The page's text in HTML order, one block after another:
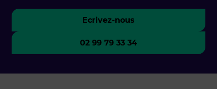
Ecrivez-nous
02 99 79 33 34